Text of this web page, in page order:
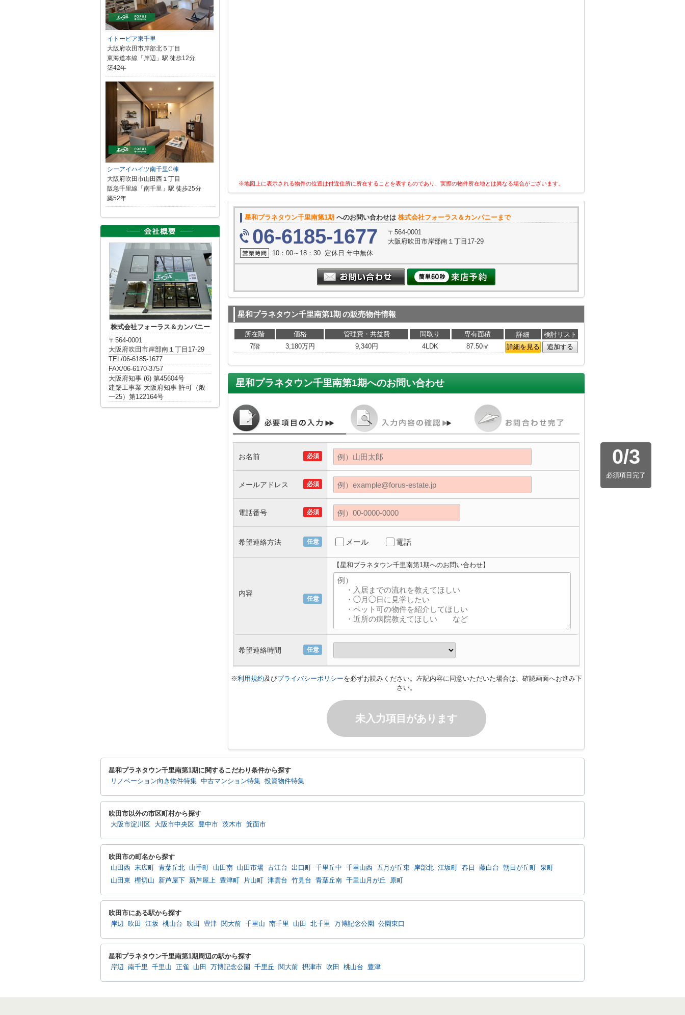
※地図上に表示される物件の位置は付近住所に所在することを表すものであり、実際の物件所在地とは異なる場合がございます。
星和プラネタウン千里南第1期 へのお問い合わせは 株式会社フォーラス＆カンパニーまで
06-6185-1677
〒564-0001
大阪府吹田市岸部南１丁目17-29
10：00～18：30 定休日:年中無休
星和プラネタウン千里南第1期 の販売物件情報
所在階 価格 管理費・共益費 間取り 専有面積 詳細
検討リスト
7階
3,180万円 9,340円 4LDK 87.50㎡ 詳細を見る 追加する
星和プラネタウン千里南第1期へのお問い合わせ
0/3
必須項目完了
必須
お名前
必須
メールアドレス
必須
電話番号
任意
希望連絡方法 メール 電話
任意
内容
【星和プラネタウン千里南第1期へのお問い合わせ】
任意
希望連絡時間
※利用規約及びプライバシーポリシーを必ずお読みください。左記内容に同意いただいた場合は、確認画面へお進み下
さい。
未入力項目があります
イトーピア東千里
大阪府吹田市岸部北５丁目
東海道本線「岸辺」駅 徒歩12分
築42年
シーアイハイツ南千里C棟
大阪府吹田市山田西１丁目
阪急千里線「南千里」駅 徒歩25分
築52年
株式会社フォーラス＆カンパニー
〒564-0001
大阪府吹田市岸部南１丁目17-29
TEL/06-6185-1677
FAX/06-6170-3757
大阪府知事 (6) 第45604号
建築工事業 大阪府知事 許可（般
一25）第122164号
星和プラネタウン千里南第1期に関するこだわり条件から探す
リノベーション向き物件特集 中古マンション特集 投資物件特集
吹田市以外の市区町村から探す
大阪市淀川区 大阪市中央区 豊中市 茨木市 箕面市
吹田市の町名から探す
山田西 末広町 青葉丘北 山手町 山田南 山田市場 古江台 出口町 千里丘中 千里山西 五月が丘東 岸部北 江坂町 春日 藤白台 朝日が丘町
泉町
山田東
樫切山 新芦屋下 新芦屋上 豊津町 片山町 津雲台 竹見台 青葉丘南 千里山月が丘 原町
吹田市にある駅から探す
岸辺 吹田 江坂 桃山台 吹田 豊津 関大前 千里山 南千里 山田 北千里 万博記念公園 公園東口
星和プラネタウン千里南第1期周辺の駅から探す
岸辺 南千里 千里山 正雀 山田 万博記念公園 千里丘 関大前 摂津市 吹田 桃山台 豊津